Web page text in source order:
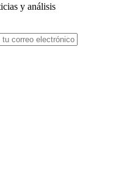
y análisis